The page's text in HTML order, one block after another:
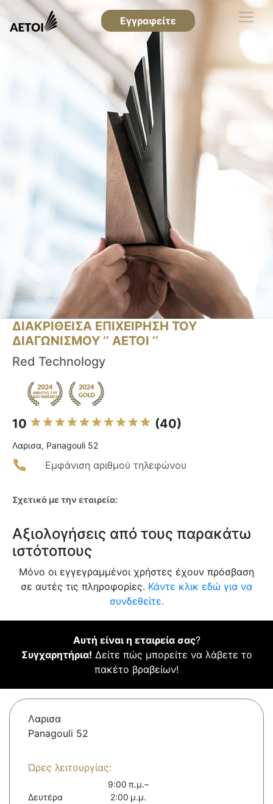
Εγγραφείτε
ΔΙΑΚΡΙΘΕΙΣΑ ΕΠΙΧΕΙΡΗΣΗ ΤΟΥ
ΔΙΑΓΩΝΙΣΜΟΥ ‘’ ΑΕΤΟΙ ‘’
Red Technology
10 (40)
Λαρισα, Panagouli 52
Εμφάνιση αριθμού τηλεφώνου
Σχετικά με την εταιρεία:
Αξιολογήσεις από τους παρακάτω
ιστότοπους
Μόνο οι εγγεγραμμένοι χρήστες έχουν πρόσβαση
σε αυτές τις πληροφορίες. Κάντε κλικ εδώ για να
συνδεθείτε.
Αυτή είναι η εταιρεία σας?
Συγχαρητήρια! Δείτε πώς μπορείτε να λάβετε το
πακέτο βραβείων!
Λαρισα
Panagouli 52
Ώρες λειτουργίας:
Δευτέρα
9:00 π.μ.–
2:00 μ.μ.